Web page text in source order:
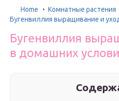
Home
Комнатные растения
Бугенвиллия выращивание и
Бугенвиллия
в домашних